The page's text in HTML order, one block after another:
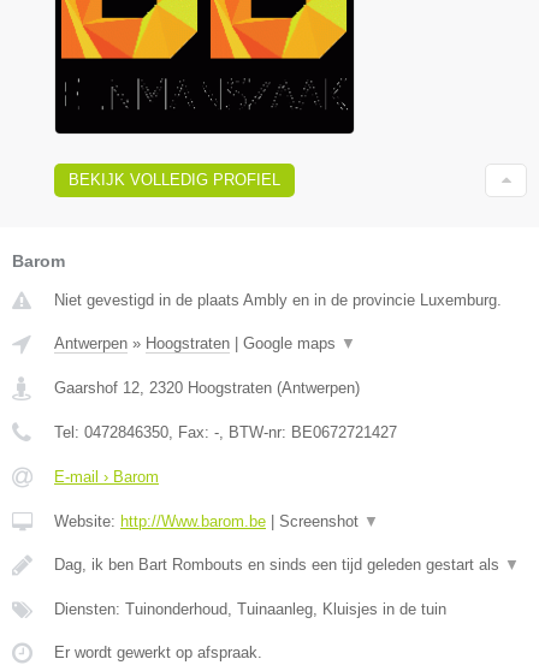
BEKIJK VOLLEDIG PROFIEL
Barom
Niet gevestigd in de plaats Ambly en in de provincie Luxemburg.
Antwerpen » Hoogstraten Google maps ▼
Gaarshof 12, 2320 Hoogstraten (Antwerpen)
Tel: 0472846350, Fax: -, BTW-nr: BE0672721427
E-mail › Barom
Website: http://Www.barom.be Screenshot ▼
Dag, ik ben Bart Rombouts en sinds een tijd geleden gestart als ▼
Diensten: Tuinonderhoud, Tuinaanleg, Kluisjes in de tuin
Er wordt gewerkt op afspraak.